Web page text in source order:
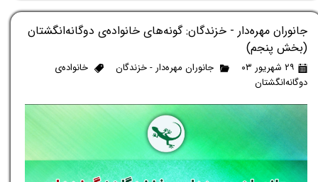
جانوران مهره‌دار - خزندگان: گونه‌های خانواده‌ی دوگانه‌انگشتان
(بخش پنجم)
۲۹ شهریور ۰۳ جانوران مهره‌دار - خزندگان
خانواده‌ی
دوگانه‌انگشتان